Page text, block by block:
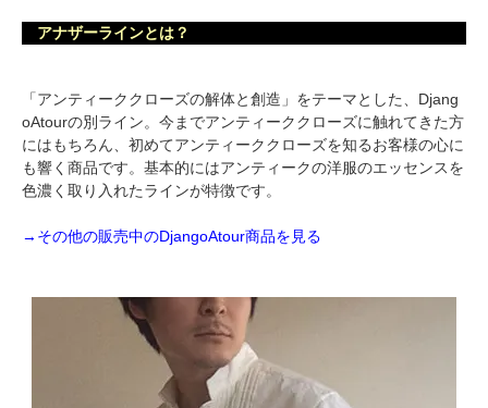
アナザーラインとは？
「アンティーククローズの解体と創造」をテーマとした、Djang
oAtourの別ライン。今までアンティーククローズに触れてきた方
にはもちろん、初めてアンティーククローズを知るお客様の心に
も響く商品です。基本的にはアンティークの洋服のエッセンスを
色濃く取り入れたラインが特徴です。
→その他の販売中のDjangoAtour商品を見る